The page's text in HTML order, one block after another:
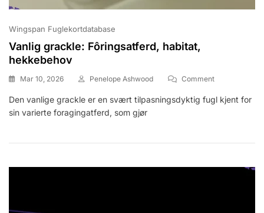
Wingspan Fuglekortdatabase
Vanlig grackle: Fôringsatferd, habitat,
hekkebehov
Mar 10, 2026 Penelope Ashwood CommentOn
Grackle:
Den vanlige grackle er en svært tilpasningsdyktig fugl kjent for
sin varierte foragingatferd, som gjør